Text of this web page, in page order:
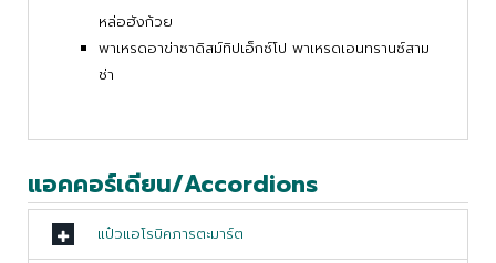
หล่อฮังก้วย
พาเหรดอาข่าซาดิสม์ทิปเอ็กซ์โป พาเหรดเอนทรานซ์สาม
ช่า
แอคคอร์เดียน/Accordions
แป๋วแอโรบิคภารตะมาร์ต